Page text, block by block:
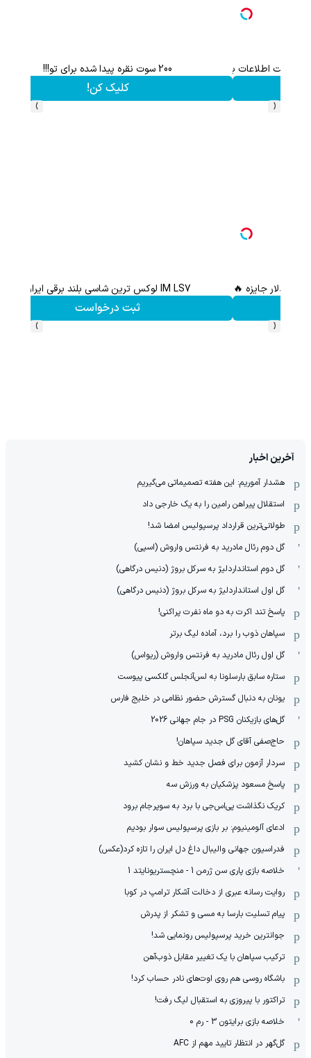
بیشتر)
‹
›
IM LS7 لوکس ترین شاسی بلند برقی ایران
ثبت درخواست
‹
›
آخرین اخبار
هشدار آموریم: این هفته تصمیماتی می‌گیریم
استقلال پیراهن رامین را به یک خارجی داد
طولانی‌ترین قرارداد پرسپولیس امضا شد!
گل دوم رئال مادرید به فرنتس واروش (اسپی)
گل دوم استانداردلیژ به سرکل بروژ (دنیس درگاهی)
گل اول استانداردلیژ به سرکل بروژ (دنیس درگاهی)
پاسخ تند اکرت به دو ماه نفرت پراکنی!
سپاهان ذوب را برد، آماده لیگ برتر
گل اول رئال مادرید به فرنتس واروش (ریواس)
ستاره سابق بارسلونا به لس‌آنجلس گلکسی پیوست
یونان به دنبال گسترش حضور نظامی در خلیج فارس
گل‌های بازیکنان PSG در جام جهانی 2026
حاج‌صفی آقای گل جدید سپاهان!
سردار آزمون برای فصل جدید خط و نشان کشید
پاسخ مسعود پزشکیان به ورزش سه
کریک نگذاشت پی‌اس‌جی با برد به سوپرجام برود
ادعای آلومینیوم: بر بازی پرسپولیس سوار بودیم
فدراسیون جهانی والیبال داغ دل ایران را تازه کرد(عکس)
خلاصه بازی پاری سن ژرمن 1 - منچستریونایتد 1
روایت رسانه عبری از دخالت آشکار ترامپ در کوبا
پیام تسلیت بارسا به مسی و تشکر از پدرش
جوانترین خرید پرسپولیس رونمایی شد!
ترکیب سپاهان با یک تغییر مقابل ذوب‌آهن
باشگاه روسی هم روی اوت‌های نادر حساب کرد!
تراکتور با پیروزی به استقبال لیگ رفت!
خلاصه بازی برایتون 3 - رم 0
گل‌گهر در انتظار تایید مهم از ‌AFC